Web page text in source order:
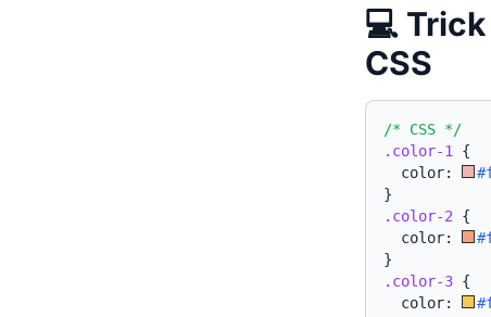
💻
CSS
/* CSS */
.color-1
{
  color:
}
.color-2 {
  color:
}
.color-3 {
  color: